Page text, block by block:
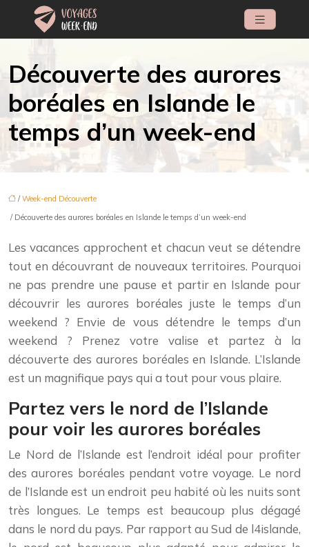
Découverte des aurores
boréales en Islande le
temps d’un week-end
/Week-end Découverte
/ Découverte des aurores boréales en Islande le temps d’un week-end
Les vacances approchent et chacun veut se détendre
tout en découvrant de nouveaux territoires. Pourquoi
ne pas prendre une pause et partir en Islande pour
découvrir les aurores boréales juste le temps d’un
weekend ? Envie de vous détendre le temps d’un
weekend ? Prenez votre valise et partez à la
découverte des aurores boréales en Islande. L’Islande
est un magnifique pays qui a tout pour vous plaire.
Partez vers le nord de l’Islande
pour voir les aurores boréales
Le Nord de l’Islande est l’endroit idéal pour profiter
des aurores boréales pendant votre voyage. Le nord
de l’Islande est un endroit peu habité où les nuits sont
très longues. Le temps est beaucoup plus dégagé
dans le nord du pays. Par rapport au Sud de l4islande,